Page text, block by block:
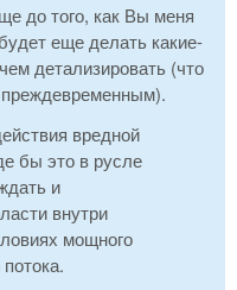
до того, как Вы меня
еще делать какие-
детализировать (что
вредной
бы это в русле
и
внутри
мощного